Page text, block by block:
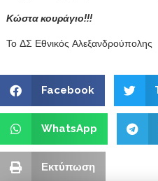
Κώστα κουράγιο!!!
Το ΔΣ Εθνικός Αλεξανδρούπολης
Facebook
WhatsApp
Εκτύπωση